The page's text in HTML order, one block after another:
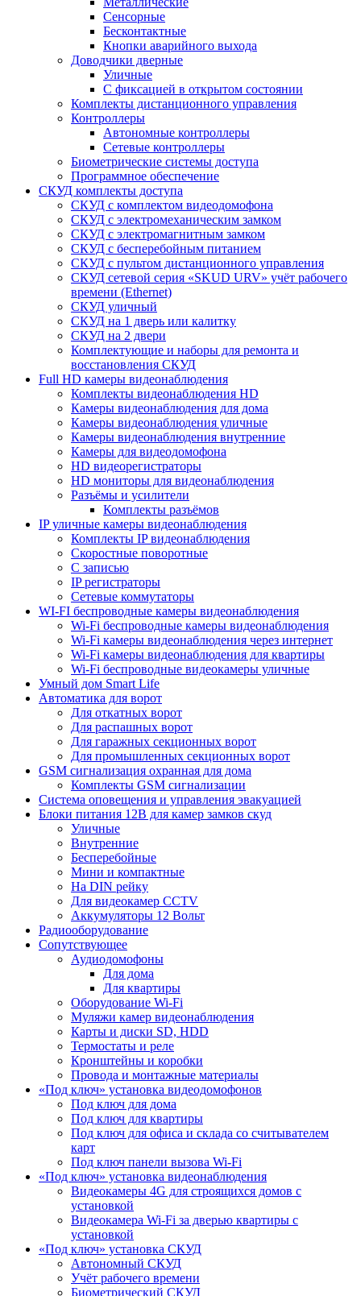
Сенсорные
Бесконтактные
Кнопки аварийного выхода
Доводчики дверные
Уличные
С фиксацией в открытом состоянии
Комплекты дистанционного управления
Контроллеры
Автономные контроллеры
Сетевые контроллеры
Биометрические системы доступа
Программное обеспечение
СКУД комплекты доступа
СКУД с комплектом видеодомофона
СКУД с электромеханическим замком
СКУД с электромагнитным замком
СКУД с бесперебойным питанием
СКУД с пультом дистанционного управления
СКУД сетевой серия «SKUD URV» учёт рабочего
времени (Ethernet)
СКУД уличный
СКУД на 1 дверь или калитку
СКУД на 2 двери
Комплектующие и наборы для ремонта и
восстановления СКУД
Full HD камеры видеонаблюдения
Комплекты видеонаблюдения HD
Камеры видеонаблюдения для дома
Камеры видеонаблюдения уличные
Камеры видеонаблюдения внутренние
Камеры для видеодомофона
HD видеорегистраторы
HD мониторы для видеонаблюдения
Разъёмы и усилители
Комплекты разъёмов
IP уличные камеры видеонаблюдения
Комплекты IP видеонаблюдения
Скоростные поворотные
С записью
IP регистраторы
Сетевые коммутаторы
WI-FI беспроводные камеры видеонаблюдения
Wi-Fi беспроводные камеры видеонаблюдения
Wi-Fi камеры видеонаблюдения через интернет
Wi-Fi камеры видеонаблюдения для квартиры
Wi-Fi беспроводные видеокамеры уличные
Умный дом Smart Life
Автоматика для ворот
Для откатных ворот
Для распашных ворот
Для гаражных секционных ворот
Для промышленных секционных ворот
GSM сигнализация охранная для дома
Комплекты GSM сигнализации
Cистема оповещения и управления эвакуацией
Блоки питания 12В для камер замков скуд
Уличные
Внутренние
Бесперебойные
Мини и компактные
На DIN рейку
Для видеокамер CCTV
Аккумуляторы 12 Вольт
Радиооборудование
Сопутствующее
Аудиодомофоны
Для дома
Для квартиры
Оборудование Wi-Fi
Муляжи камер видеонаблюдения
Карты и диски SD, HDD
Термостаты и реле
Кронштейны и коробки
Провода и монтажные материалы
«Под ключ» установка видеодомофонов
Под ключ для дома
Под ключ для квартиры
Под ключ для офиса и склада со считывателем
карт
Под ключ панели вызова Wi-Fi
«Под ключ» установка видеонаблюдения
Видеокамеры 4G для строящихся домов с
установкой
Видеокамера Wi-Fi за дверью квартиры с
установкой
«Под ключ» установка СКУД
Автономный СКУД
Учёт рабочего времени
Биометрический СКУД